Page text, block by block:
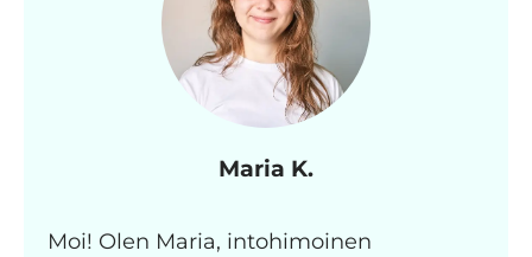
Maria K.
Moi! Olen Maria, intohimoinen